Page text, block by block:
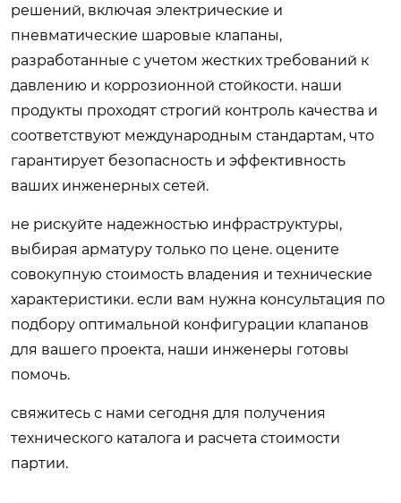
решений, включая электрические и
пневматические шаровые клапаны,
разработанные с учетом жестких требований к
давлению и коррозионной стойкости. наши
продукты проходят строгий контроль качества и
соответствуют международным стандартам, что
гарантирует безопасность и эффективность
ваших инженерных сетей.
не рискуйте надежностью инфраструктуры,
выбирая арматуру только по цене. оцените
совокупную стоимость владения и технические
характеристики. если вам нужна консультация по
подбору оптимальной конфигурации клапанов
для вашего проекта, наши инженеры готовы
помочь.
свяжитесь с нами сегодня для получения
технического каталога и расчета стоимости
партии.